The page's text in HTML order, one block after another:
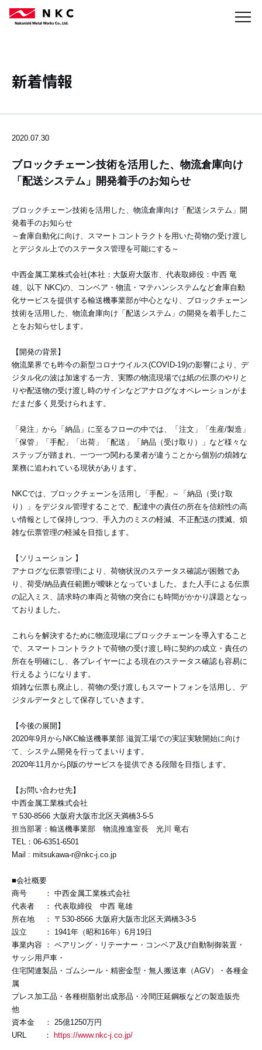
新着情報
2020.07.30
ブロックチェーン技術を活用した、物流倉庫向け
「配送システム」開発着手のお知らせ
ブロックチェーン技術を活用した、物流倉庫向け「配送システム」開
発着手のお知らせ
～倉庫自動化に向け、スマートコントラクトを用いた荷物の受け渡し
とデジタル上でのステータス管理を可能にする～
中西金属工業株式会社(本社：大阪府大阪市、代表取締役：中西 竜
雄、以下 NKC)の、コンベア・物流・マテハンシステムなど倉庫自動
化サービスを提供する輸送機事業部が中心となり、ブロックチェーン
技術を活用した、物流倉庫向け「配送システム」の開発を着手したこ
とをお知らせします。
【開発の背景】
物流業界でも昨今の新型コロナウイルス(COVID-19)の影響により、デ
ジタル化の波は加速する一方、実際の物流現場では紙の伝票のやりと
りや配送物の受け渡し時のサインなどアナログなオペレーションがま
だまだ多く見受けられます。
「発注」から「納品」に至るフローの中では、「注文」「生産/製造」
「保管」「手配」「出荷」「配送」「納品（受け取り）」など様々な
ステップが踏まれ、一つ一つ関わる業者が違うことから個別の煩雑な
業務に追われている現状があります。
NKCでは、ブロックチェーンを活用し「手配」～「納品（受け取
り）」をデジタル管理することで、配達中の責任の所在を信頼性の高
い情報として保持しつつ、手入力のミスの軽減、不正配送の撲滅、煩
雑な伝票管理の軽減を目指します。
【ソリューション 】
アナログな伝票管理により、荷物状況のステータス確認が困難であ
り、荷受/納品責任範囲が曖昧となっていました。また人手による伝票
の記入ミス、請求時の車両と荷物の突合にも時間がかかり課題となっ
ておりました。
これらを解決するために物流現場にブロックチェーンを導入すること
で、スマートコントラクトで荷物の受け渡し時に契約の成立・責任の
所在を明確にし、各プレイヤーによる現在のステータス確認も容易に
行えるようになります。
煩雑な伝票も廃止し、荷物の受け渡しもスマートフォンを活用し、デ
ジタルデータとして保存していきます。
【今後の展開】
2020年9月からNKC輸送機事業部 滋賀工場での実証実験開始に向け
て、システム開発を行ってまいります。
2020年11月からβ版のサービスを提供できる段階を目指します。
【お問い合わせ先】
中西金属工業株式会社
〒530-8566 大阪府大阪市北区天満橋3-5-5
担当部署：輸送機事業部 物流推進室長 光川 竜右
TEL：06-6351-6501
Mail : mitsukawa-r@nkc-j.co.jp
■会社概要
商号 ： 中西金属工業株式会社
代表者 ： 代表取締役 中西 竜雄
所在地 ： 〒530-8566 大阪府大阪市北区天満橋3-3-5
設立 ： 1941年（昭和16年）6月19日
事業内容 ： ベアリング・リテーナー・コンベア及び自動制御装置・
サッシ用戸車・
住宅関連製品・ゴムシール・精密金型・無人搬送車（AGV）・各種金
属
プレス加工品・各種樹脂射出成形品・冷間圧延鋼板などの製造販売
他
資本金 ： 25億1250万円
URL ：
https://www.nkc-j.co.jp/